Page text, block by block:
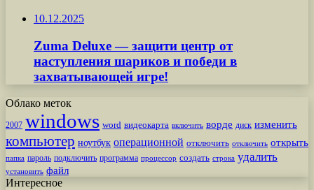
10.12.2025
Zuma Deluxe — защити центр от
наступления шариков и победи в
захватывающей игре!
Облако меток
2007 windows word видеокарта включить ворде диск изменить
компьютер ноутбук операционной отключить отключить открыть
папка пароль подключить программа процессор создать строка удалить
установить файл
Интересное